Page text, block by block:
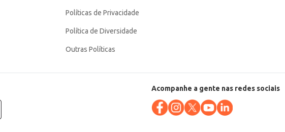
Políticas de Privacidade
Política de Diversidade
Outras Políticas
Acompanhe a gente nas redes sociais